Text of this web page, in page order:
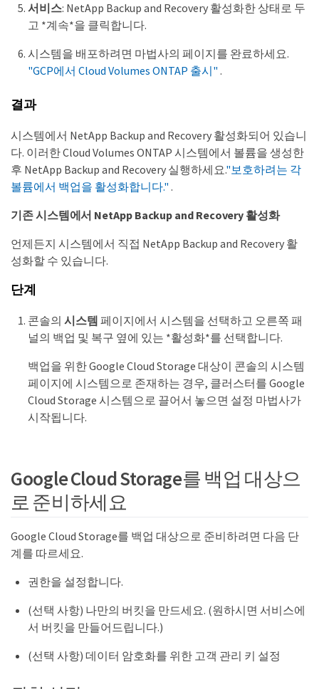
서비스: NetApp Backup and Recovery 활성화한 상태로 두
고 *계속*을 클릭합니다.
시스템을 배포하려면 마법사의 페이지를 완료하세요.
"GCP에서 Cloud Volumes ONTAP 출시" .
결과
시스템에서 NetApp Backup and Recovery 활성화되어 있습니
다. 이러한 Cloud Volumes ONTAP 시스템에서 볼륨을 생성한
후 NetApp Backup and Recovery 실행하세요."보호하려는 각
볼륨에서 백업을 활성화합니다." .
기존 시스템에서 NetApp Backup and Recovery 활성화
언제든지 시스템에서 직접 NetApp Backup and Recovery 활
성화할 수 있습니다.
단계
콘솔의 시스템 페이지에서 시스템을 선택하고 오른쪽 패
널의 백업 및 복구 옆에 있는 *활성화*를 선택합니다.
백업을 위한 Google Cloud Storage 대상이 콘솔의 시스템
페이지에 시스템으로 존재하는 경우, 클러스터를 Google
Cloud Storage 시스템으로 끌어서 놓으면 설정 마법사가
시작됩니다.
Google Cloud Storage를 백업 대상으
로 준비하세요
Google Cloud Storage를 백업 대상으로 준비하려면 다음 단
계를 따르세요.
권한을 설정합니다.
(선택 사항) 나만의 버킷을 만드세요. (원하시면 서비스에
서 버킷을 만들어드립니다.)
(선택 사항) 데이터 암호화를 위한 고객 관리 키 설정